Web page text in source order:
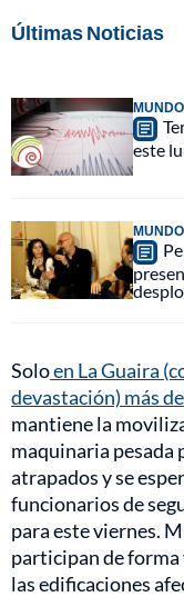
Últimas Noticias
MUNDO
este
MUNDO
Soloen La Guaira
devastación) más
mantiene la
maquinaria pesada
atrapados y se
funcionarios de
para este viernes.
participan de forma
las edificaciones